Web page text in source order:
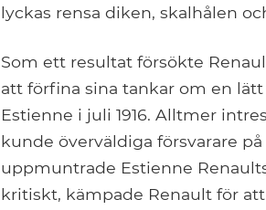
lyckas rensa diken, skalhålen
Som ett resultat försökte
att förfina sina tankar om en
Estienne i juli 1916. Alltmer
kunde överväldiga försvarare
uppmuntrade Estienne
kritiskt, kämpade Renault för